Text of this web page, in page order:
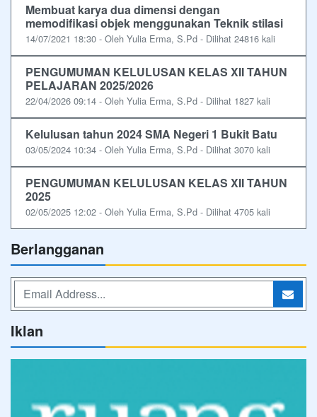
Membuat karya dua dimensi dengan
memodifikasi objek menggunakan Teknik stilasi
14/07/2021 18:30 - Oleh Yulia Erma, S.Pd - Dilihat 24816 kali
PENGUMUMAN KELULUSAN KELAS XII TAHUN
PELAJARAN 2025/2026
22/04/2026 09:14 - Oleh Yulia Erma, S.Pd - Dilihat 1827 kali
Kelulusan tahun 2024 SMA Negeri 1 Bukit Batu
03/05/2024 10:34 - Oleh Yulia Erma, S.Pd - Dilihat 3070 kali
PENGUMUMAN KELULUSAN KELAS XII TAHUN
2025
02/05/2025 12:02 - Oleh Yulia Erma, S.Pd - Dilihat 4705 kali
Berlangganan
Iklan